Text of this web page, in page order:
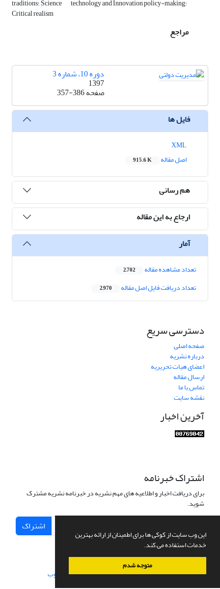
این وب سایت از کوکی ها برای اطمینان از ارائه بهترین
خدمات استفاده می کند.
متوجه شدم
traditions؛ Science technology and Innovation policy-making؛
Critical realism
مراجع
دوره 10، شماره 3
1397
صفحه357-386
فایل ها
اصل مقاله
915.6 K
هم رسانی
ارجاع به این مقاله
آمار
تعداد مشاهده مقاله 2,702
تعداد دریافت فایل اصل مقاله 2,970
دسترسی سریع
صفحه اصلی
درباره نشریه
اعضای هیات تحریریه
ارسال مقاله
تماس با ما
نقشه سایت
آخرین اخبار
اشتراک خبرنامه
برای دریافت اخبار و اطلاعیه های مهم نشریه در خبرنامه نشریه مشترک
شوید.
اشتراک
سامانه مدیریت نشریات علمی.طراحی و پیاده سازی از سیناوب